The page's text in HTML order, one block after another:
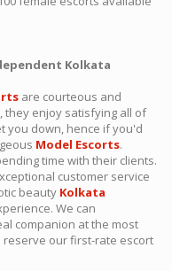
Kolkata
are courteous and
they enjoy satisfying all of
you down, hence if you'd
Model Escorts.
time with their clients.
customer service
beauty Kolkata
We can
companion at the most
reserve our first-rate escort